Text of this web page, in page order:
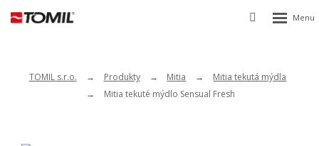
Vyhledávání
Rozbalení
TOMIL s.r.o. Produkty Mitia
Mitia tekutá mýdla
Mitia tekuté mýdlo Sensual Fresh